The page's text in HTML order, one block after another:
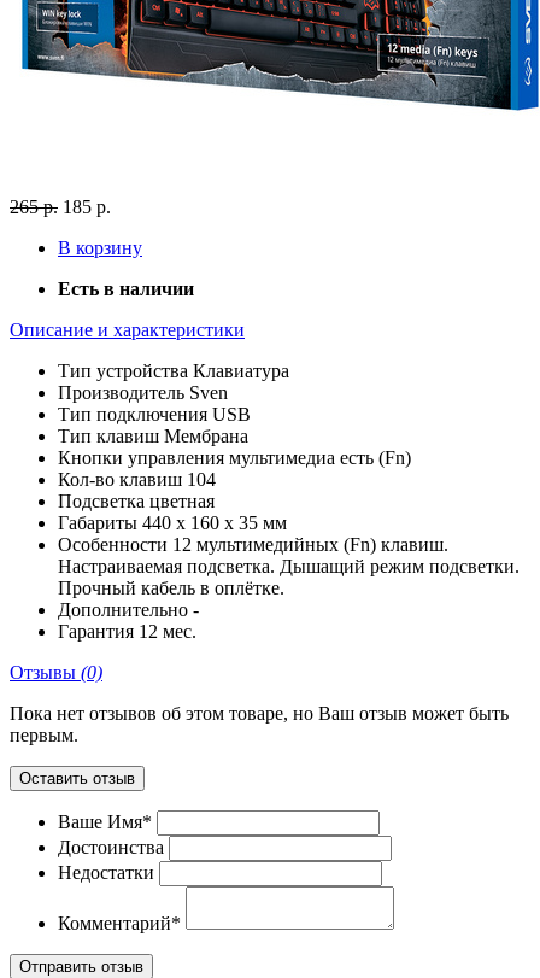
265 р. 185 р.
В корзину
Есть в наличии
Описание и характеристики
Тип устройства Клавиатура
Производитель Sven
Тип подключения USB
Тип клавиш Мембрана
Кнопки управления мультимедиа есть (Fn)
Кол-во клавиш 104
Подсветка цветная
Габариты 440 x 160 x 35 мм
Особенности 12 мультимедийных (Fn) клавиш.
Настраиваемая подсветка. Дышащий режим подсветки.
Прочный кабель в оплётке.
Дополнительно -
Гарантия 12 мес.
Отзывы (0)
Пока нет отзывов об этом товаре, но Ваш отзыв может быть
первым.
Оставить отзыв
Ваше Имя*
Достоинства
Недостатки
Комментарий*
Отправить отзыв